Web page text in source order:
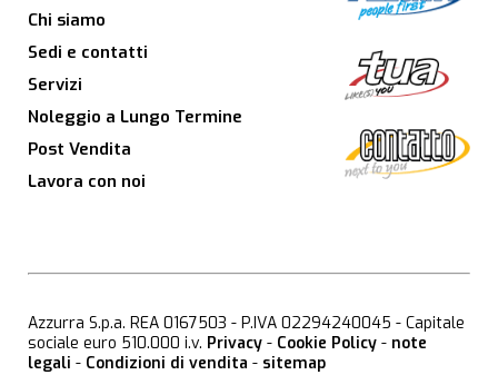
Chi siamo
Sedi e contatti
Servizi
Noleggio a Lungo Termine
Post Vendita
Lavora con noi
Azzurra S.p.a. REA 0167503 - P.IVA 02294240045 - Capitale
sociale euro 510.000 i.v. Privacy - Cookie Policy - note
legali - Condizioni di vendita - sitemap